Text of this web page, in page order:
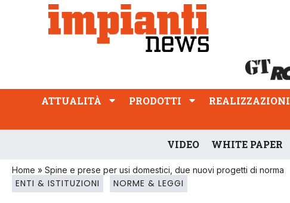
ATTUALITÀ PRODOTTI REALIZZAZIONI
PROFESSIONE
ATTUALITÀ PRODOTTI REALIZZAZIONI
VIDEO WHITE PAPER
Home » Spine e prese per usi domestici, due nuovi progetti di norma
ENTI & ISTITUZIONI NORME & LEGGI